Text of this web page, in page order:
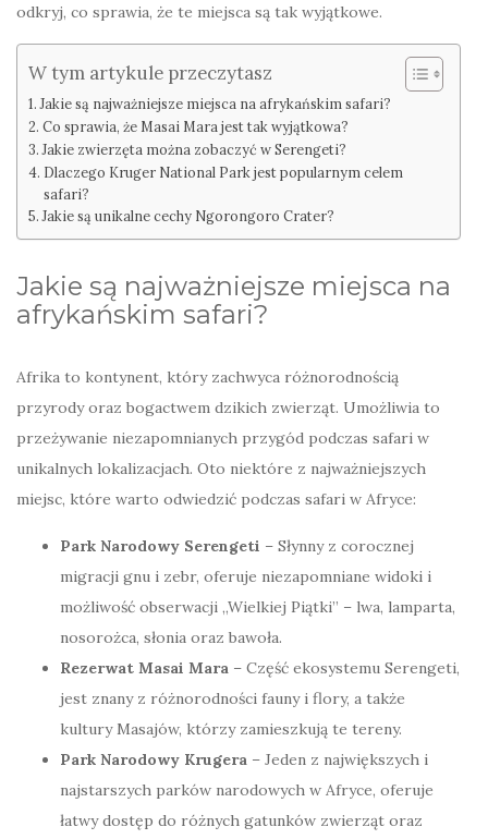
odkryj, co sprawia, że te miejsca są tak wyjątkowe.
W tym artykule przeczytasz
Jakie są najważniejsze miejsca na afrykańskim safari?
Co sprawia, że Masai Mara jest tak wyjątkowa?
Jakie zwierzęta można zobaczyć w Serengeti?
Dlaczego Kruger National Park jest popularnym celem
safari?
Jakie są unikalne cechy Ngorongoro Crater?
Jakie są najważniejsze miejsca na
afrykańskim safari?
Afrika to kontynent, który zachwyca różnorodnością
przyrody oraz bogactwem dzikich zwierząt. Umożliwia to
przeżywanie niezapomnianych przygód podczas safari w
unikalnych lokalizacjach. Oto niektóre z najważniejszych
miejsc, które warto odwiedzić podczas safari w Afryce:
Park Narodowy Serengeti – Słynny z corocznej
migracji gnu i zebr, oferuje niezapomniane widoki i
możliwość obserwacji „Wielkiej Piątki” – lwa, lamparta,
nosorożca, słonia oraz bawoła.
Rezerwat Masai Mara – Część ekosystemu Serengeti,
jest znany z różnorodności fauny i flory, a także
kultury Masajów, którzy zamieszkują te tereny.
Park Narodowy Krugera – Jeden z największych i
najstarszych parków narodowych w Afryce, oferuje
łatwy dostęp do różnych gatunków zwierząt oraz